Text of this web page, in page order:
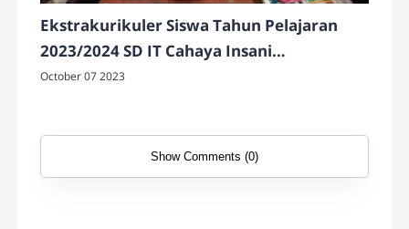
Ekstrakurikuler Siswa Tahun Pelajaran
2023/2024 SD IT Cahaya Insani
Temanggung
October 07 2023
Show Comments (0)